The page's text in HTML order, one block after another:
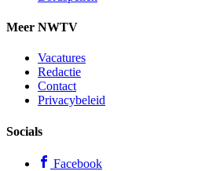
Meer NWTV
Vacatures
Redactie
Contact
Privacybeleid
Socials
Facebook